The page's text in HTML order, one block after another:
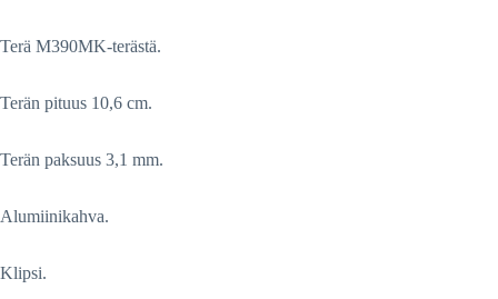
Terä M390MK-terästä.
Terän pituus 10,6 cm.
Terän paksuus 3,1 mm.
Alumiinikahva.
Klipsi.